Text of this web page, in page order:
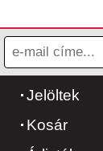
Jelöltek
Kosár